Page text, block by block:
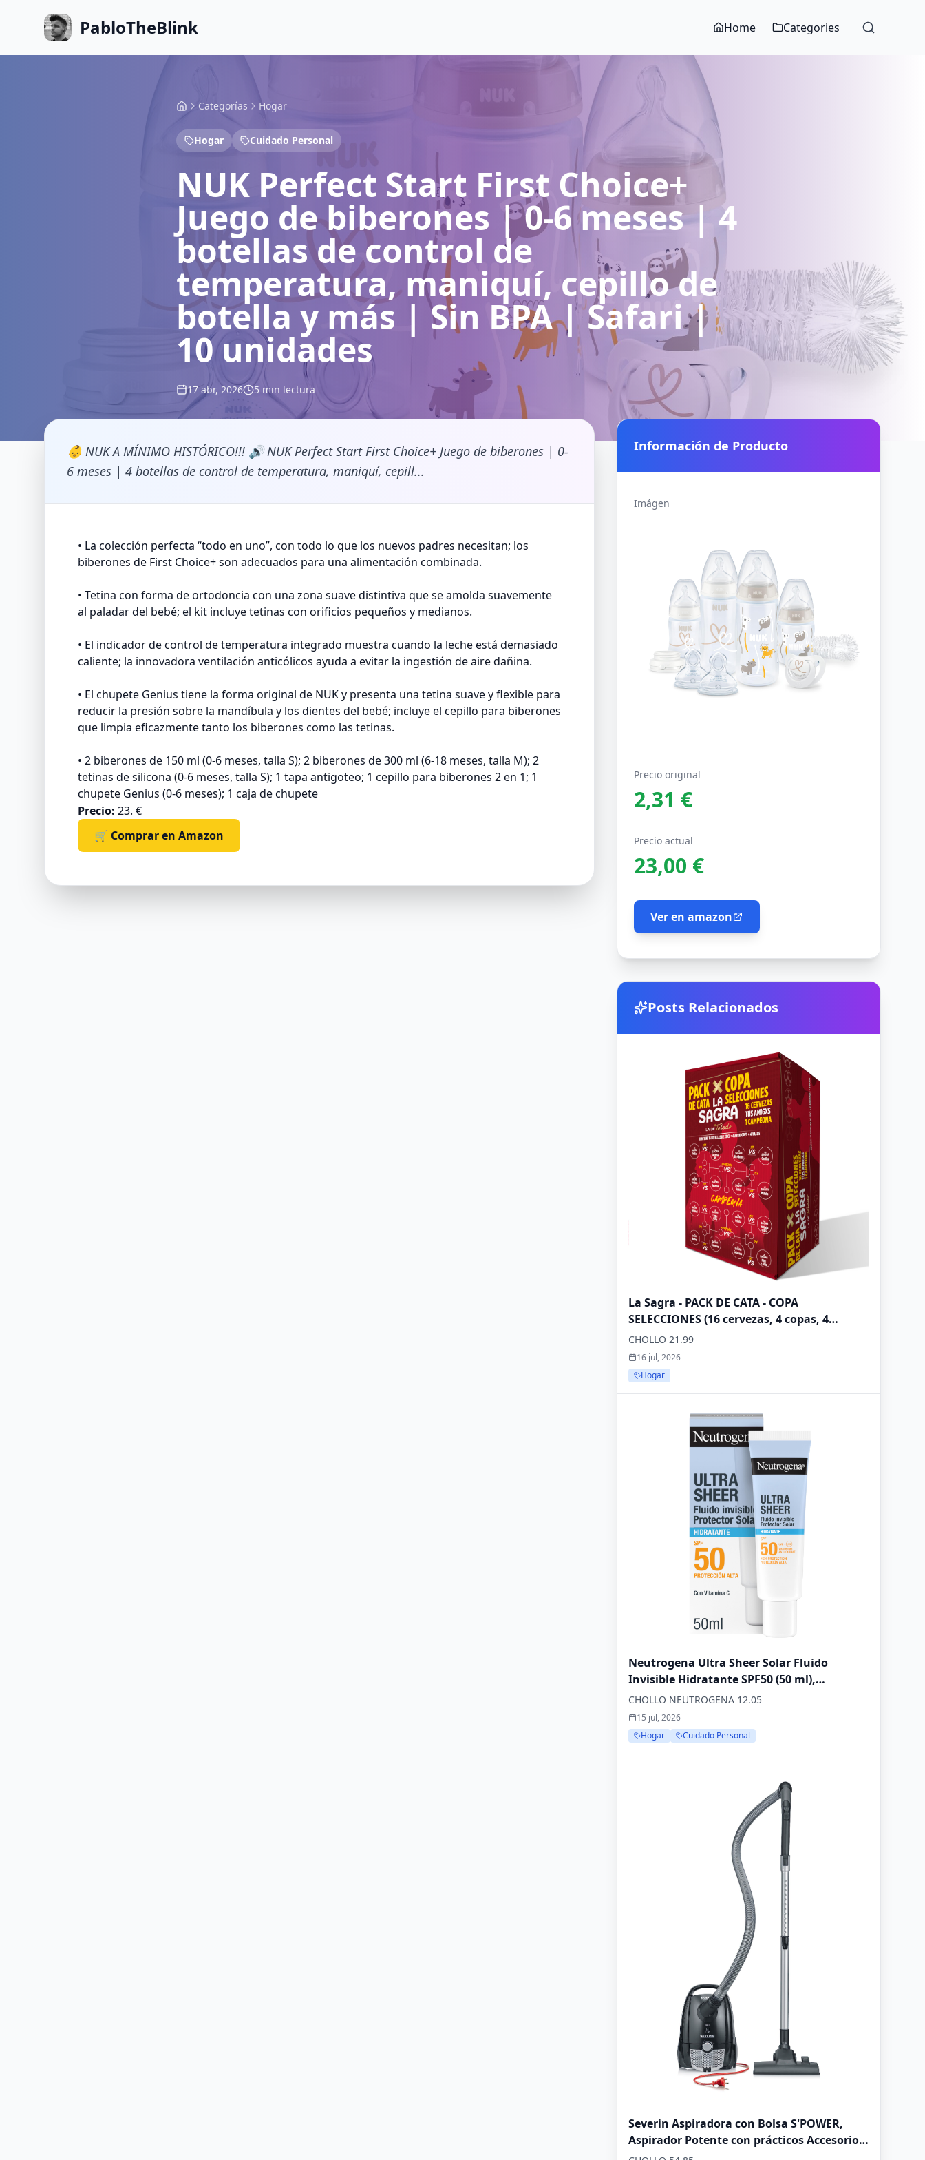
PabloTheBlink Home Categories
Categorías Hogar
Hogar Cuidado Personal
NUK Perfect Start First Choice+
Juego de biberones | 0-6 meses | 4
botellas de control de
temperatura, maniquí, cepillo de
botella y más | Sin BPA | Safari |
10 unidades
17 abr, 2026 5 min lectura
👶 NUK A MÍNIMO HISTÓRICO!!! 🔊 NUK Perfect Start First Choice+ Juego de biberones | 0-
6 meses | 4 botellas de control de temperatura, maniquí, cepill...
• La colección perfecta “todo en uno”, con todo lo que los nuevos padres necesitan; los
biberones de First Choice+ son adecuados para una alimentación combinada.
• Tetina con forma de ortodoncia con una zona suave distintiva que se amolda suavemente
al paladar del bebé; el kit incluye tetinas con orificios pequeños y medianos.
• El indicador de control de temperatura integrado muestra cuando la leche está demasiado
caliente; la innovadora ventilación anticólicos ayuda a evitar la ingestión de aire dañina.
• El chupete Genius tiene la forma original de NUK y presenta una tetina suave y flexible para
reducir la presión sobre la mandíbula y los dientes del bebé; incluye el cepillo para biberones
que limpia eficazmente tanto los biberones como las tetinas.
• 2 biberones de 150 ml (0-6 meses, talla S); 2 biberones de 300 ml (6-18 meses, talla M); 2
tetinas de silicona (0-6 meses, talla S); 1 tapa antigoteo; 1 cepillo para biberones 2 en 1; 1
chupete Genius (0-6 meses); 1 caja de chupete
Precio: 23. €
🛒 Comprar en Amazon
Información de Producto
Imágen
Precio original
2,31 €
Precio actual
23,00 €
Ver en amazon
Posts Relacionados
La Sagra - PACK DE CATA - COPA
SELECCIONES (16 cervezas, 4 copas, 4
abridores)
CHOLLO 21.99
16 jul, 2026
Hogar
Neutrogena Ultra Sheer Solar Fluido
Invisible Hidratante SPF50 (50 ml),
protector solar facial 50 de amplio espectro,
crema hidratante facial ligera e
hipoalergénica, crema de sol resistente al
agua
CHOLLO NEUTROGENA 12.05
15 jul, 2026
Hogar
Cuidado Personal
Severin Aspiradora con Bolsa S'POWER,
Aspirador Potente con prácticos Accesorios,
Aspirador silencioso con Ruedas de 360°